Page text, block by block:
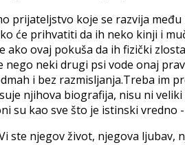
prijateljstvo koje se razvija
će prihvatiti da ih neko kinji i
ovaj pokuša da ih fizički
neki drugi psi vode onaj
i bez razmisljanja.Treba
njihova biografija, nisu ni
su kao sve što je istinski vredno
ste njegov život, njegova ljubav,